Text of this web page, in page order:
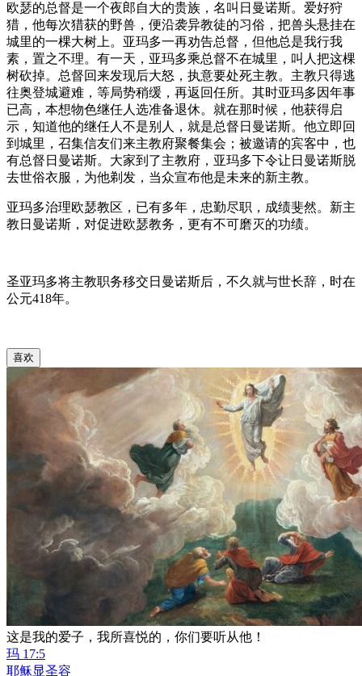
欧瑟的总督是一个夜郎自大的贵族，名叫日曼诺斯。爱好狩
猎，他每次猎获的野兽，便沿袭异教徒的习俗，把兽头悬挂在
城里的一棵大树上。亚玛多一再劝告总督，但他总是我行我
素，置之不理。有一天，亚玛多乘总督不在城里，叫人把这棵
树砍掉。总督回来发现后大怒，执意要处死主教。主教只得逃
往奥登城避难，等局势稍缓，再返回任所。其时亚玛多因年事
已高，本想物色继任人选准备退休。就在那时候，他获得启
示，知道他的继任人不是别人，就是总督日曼诺斯。他立即回
到城里，召集信友们来主教府聚餐集会；被邀请的宾客中，也
有总督日曼诺斯。大家到了主教府，亚玛多下令让日曼诺斯脱
去世俗衣服，为他剃发，当众宣布他是未来的新主教。
亚玛多治理欧瑟教区，已有多年，忠勤尽职，成绩斐然。新主
教日曼诺斯，对促进欧瑟教务，更有不可磨灭的功绩。
圣亚玛多将主教职务移交日曼诺斯后，不久就与世长辞，时在
公元418年。
喜欢
这是我的爱子，我所喜悦的，你们要听从他！
玛 17:5
耶稣显圣容